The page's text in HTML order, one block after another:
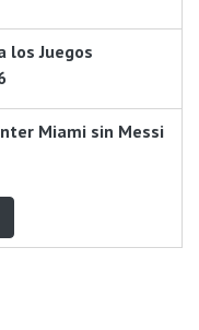
los Juegos
Miami sin Messi